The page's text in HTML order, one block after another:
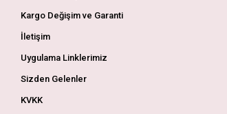
Kargo Değişim ve Garanti
İletişim
Uygulama Linklerimiz
Sizden Gelenler
KVKK